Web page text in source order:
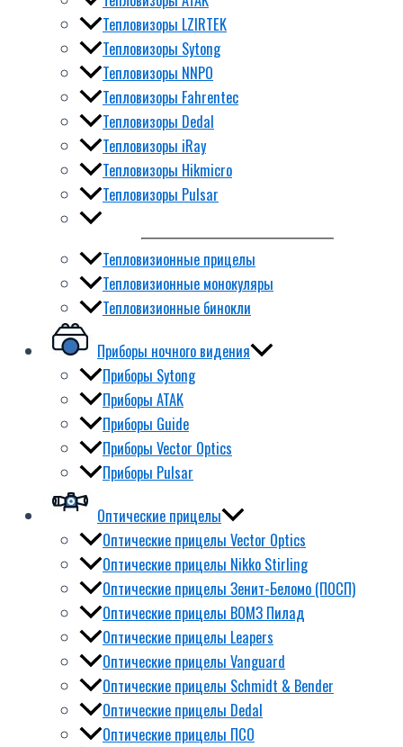
Тепловизоры LZIRTEK
Тепловизоры Sytong
Тепловизоры NNPO
Тепловизоры Fahrentec
Тепловизоры Dedal
Тепловизоры iRay
Тепловизоры Hikmicro
Тепловизоры Pulsar
Тепловизионные прицелы
Тепловизионные монокуляры
Тепловизионные бинокли
Приборы ночного видения
Приборы Sytong
Приборы ATAK
Приборы Guide
Приборы Vector Optics
Приборы Pulsar
Оптические прицелы
Оптические прицелы Vector Optics
Оптические прицелы Nikko Stirling
Оптические прицелы Зенит-Беломо (ПОСП)
Оптические прицелы ВОМЗ Пилад
Оптические прицелы Leapers
Оптические прицелы Vanguard
Оптические прицелы Schmidt & Bender
Оптические прицелы Dedal
Оптические прицелы ПСО